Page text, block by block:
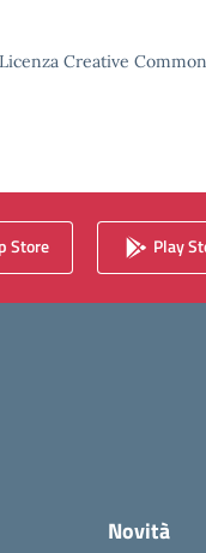
Creative
Store Play
Novità